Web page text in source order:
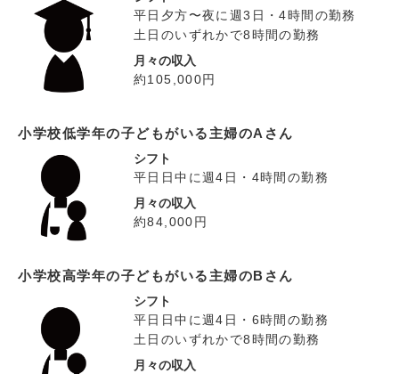
平日夕方〜夜に週3日・4時間の勤務
土日のいずれかで8時間の勤務
月々の収入
約105,000円
小学校低学年の子どもがいる主婦のAさん
シフト
平日日中に週4日・4時間の勤務
月々の収入
約84,000円
小学校高学年の子どもがいる主婦のBさん
シフト
平日日中に週4日・6時間の勤務
土日のいずれかで8時間の勤務
月々の収入